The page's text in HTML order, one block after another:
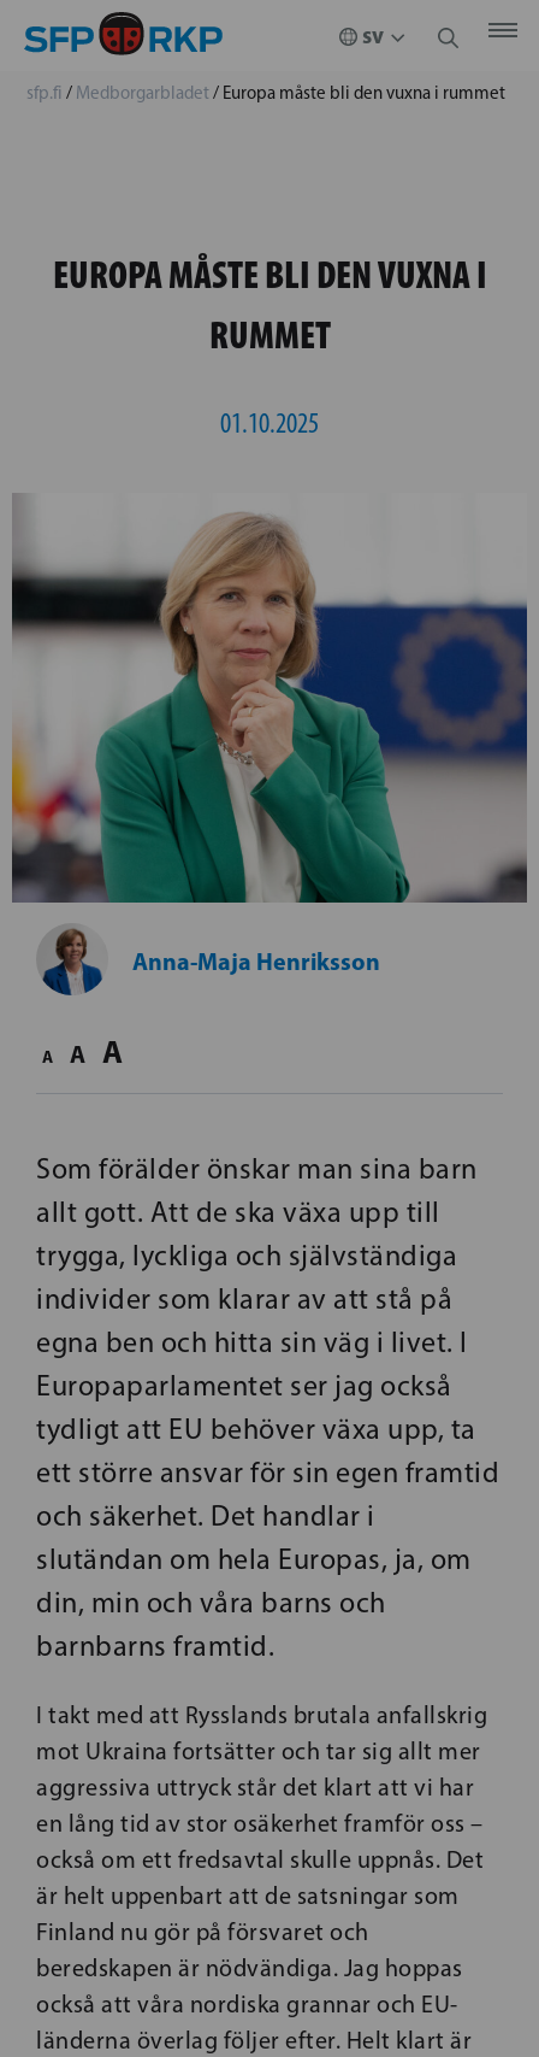
sfp.fi / Medborgarbladet/ Europa måste bli den vuxna i rummet
EUROPA MÅSTE BLI DEN VUXNA I
RUMMET
01.10.2025
Anna-Maja Henriksson
A A A
Som förälder önskar man sina barn
allt gott. Att de ska växa upp till
trygga, lyckliga och självständiga
individer som klarar av att stå på
egna ben och hitta sin väg i livet. I
Europaparlamentet ser jag också
tydligt att EU behöver växa upp, ta
ett större ansvar för sin egen framtid
och säkerhet. Det handlar i
slutändan om hela Europas, ja, om
din, min och våra barns och
barnbarns framtid.
I takt med att Rysslands brutala anfallskrig
mot Ukraina fortsätter och tar sig allt mer
aggressiva uttryck står det klart att vi har
en lång tid av stor osäkerhet framför oss –
också om ett fredsavtal skulle uppnås. Det
är helt uppenbart att de satsningar som
Finland nu gör på försvaret och
beredskapen är nödvändiga. Jag hoppas
också att våra nordiska grannar och EU-
länderna överlag följer efter. Helt klart är